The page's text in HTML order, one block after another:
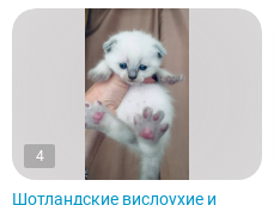
4
Шотландские вислоухие и